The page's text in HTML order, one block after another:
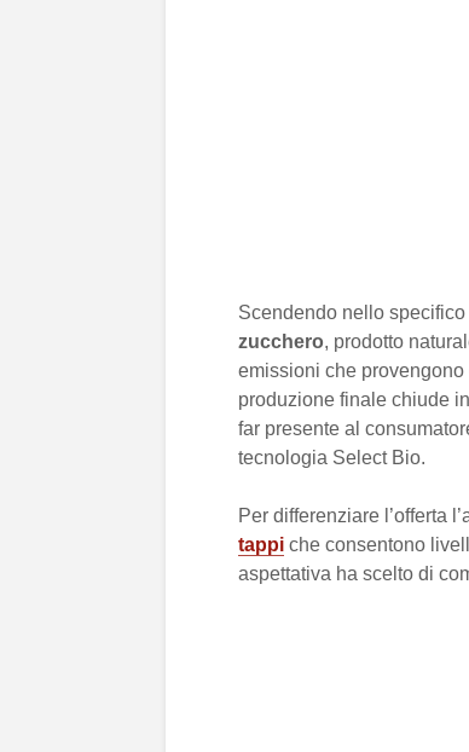
Scendendo nello
zucchero, prodotto
emissioni che
produzione finale chiude
far presente al
tecnologia Select Bio.
Per differenziare l’offerta
tappi che consentono
aspettativa ha scelto di